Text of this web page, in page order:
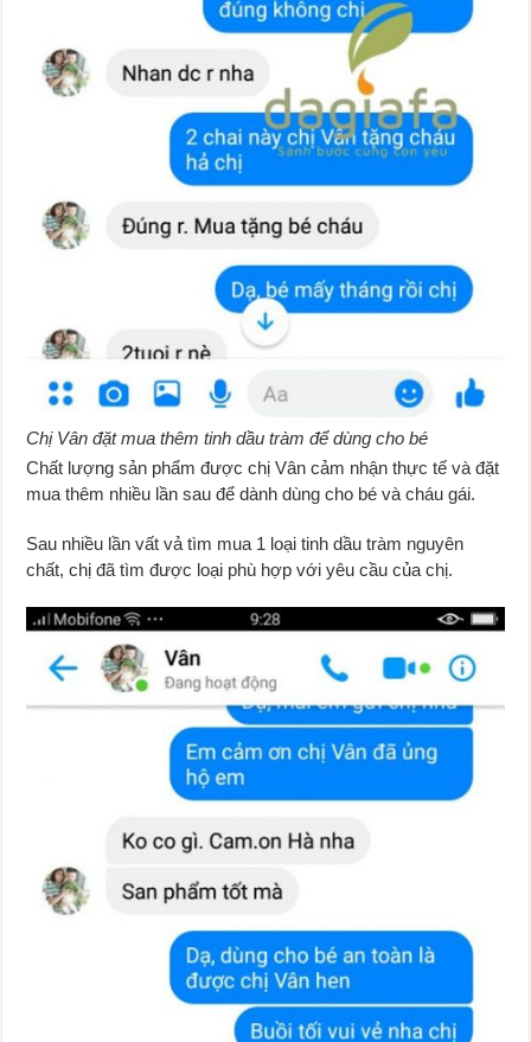
Chị Vân đặt mua thêm tinh dầu tràm để dùng cho bé
Chất lượng sản phẩm được chị Vân cảm nhận thực tế và đặt
mua thêm nhiều lần sau để dành dùng cho bé và cháu gái.
Sau nhiều lần vất vả tìm mua 1 loại tinh dầu tràm nguyên
chất, chị đã tìm được loại phù hợp với yêu cầu của chị.